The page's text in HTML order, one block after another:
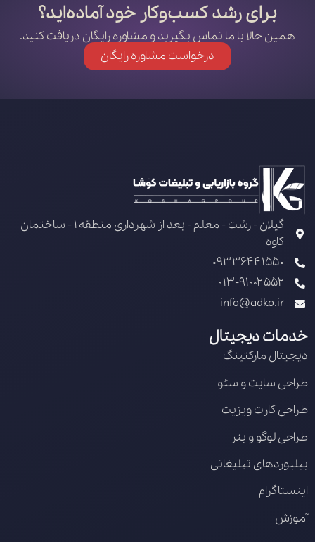
برای رشد کسب‌وکار خود آماده‌اید؟
همین حالا با ما تماس بگیرید و مشاوره رایگان دریافت کنید.
درخواست مشاوره رایگان
گیلان - رشت - معلم - بعد از شهرداری منطقه 1 - ساختمان
کاوه
09336441550
013-91002552
info@adko.ir
خدمات دیجیتال
دیجیتال مارکتینگ
طراحی سایت و سئو
طراحی کارت ویزیت
طراحی لوگو و بنر
بیلبوردهای تبلیغاتی
اینستاگرام
آموزش